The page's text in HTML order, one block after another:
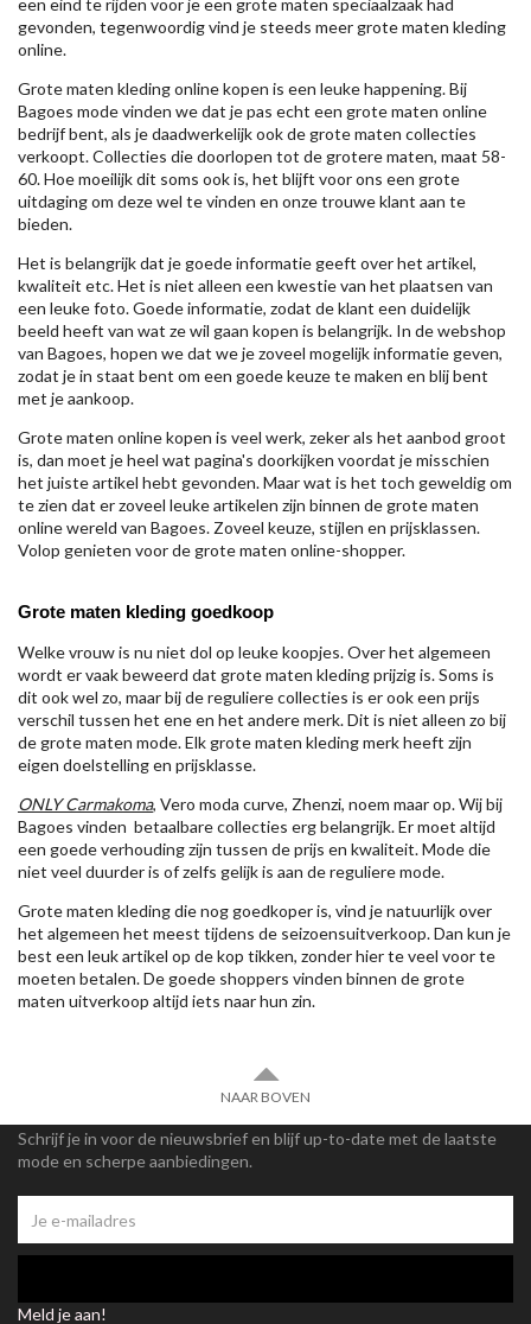
een eind te rijden voor je een grote maten speciaalzaak had
gevonden, tegenwoordig vind je steeds meer grote maten kleding
online.
Grote maten kleding online kopen is een leuke happening. Bij
Bagoes mode vinden we dat je pas echt een grote maten online
bedrijf bent, als je daadwerkelijk ook de grote maten collecties
verkoopt. Collecties die doorlopen tot de grotere maten, maat 58-
60. Hoe moeilijk dit soms ook is, het blijft voor ons een grote
uitdaging om deze wel te vinden en onze trouwe klant aan te
bieden.
Het is belangrijk dat je goede informatie geeft over het artikel,
kwaliteit etc. Het is niet alleen een kwestie van het plaatsen van
een leuke foto. Goede informatie, zodat de klant een duidelijk
beeld heeft van wat ze wil gaan kopen is belangrijk. In de webshop
van Bagoes, hopen we dat we je zoveel mogelijk informatie geven,
zodat je in staat bent om een goede keuze te maken en blij bent
met je aankoop.
Grote maten online kopen is veel werk, zeker als het aanbod groot
is, dan moet je heel wat pagina's doorkijken voordat je misschien
het juiste artikel hebt gevonden. Maar wat is het toch geweldig om
te zien dat er zoveel leuke artikelen zijn binnen de grote maten
online wereld van Bagoes. Zoveel keuze, stijlen en prijsklassen.
Volop genieten voor de grote maten online-shopper.
Grote maten kleding goedkoop
Welke vrouw is nu niet dol op leuke koopjes. Over het algemeen
wordt er vaak beweerd dat grote maten kleding prijzig is. Soms is
dit ook wel zo, maar bij de reguliere collecties is er ook een prijs
verschil tussen het ene en het andere merk. Dit is niet alleen zo bij
de grote maten mode. Elk grote maten kleding merk heeft zijn
eigen doelstelling en prijsklasse.
ONLY Carmakoma, Vero moda curve, Zhenzi, noem maar op. Wij bij
Bagoes vinden betaalbare collecties erg belangrijk. Er moet altijd
een goede verhouding zijn tussen de prijs en kwaliteit. Mode die
niet veel duurder is of zelfs gelijk is aan de reguliere mode.
Grote maten kleding die nog goedkoper is, vind je natuurlijk over
het algemeen het meest tijdens de seizoensuitverkoop. Dan kun je
best een leuk artikel op de kop tikken, zonder hier te veel voor te
moeten betalen. De goede shoppers vinden binnen de grote
maten uitverkoop altijd iets naar hun zin.
NAAR BOVEN
Schrijf je in voor de nieuwsbrief en blijf up-to-date met de laatste
mode en scherpe aanbiedingen.
Meld je aan!